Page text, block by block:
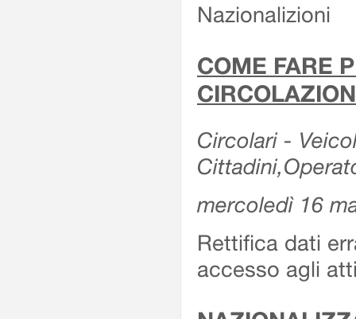
Nazionalizioni
COME FARE
Circolari -
mercoledì 16
Rettifica dati
accesso agli